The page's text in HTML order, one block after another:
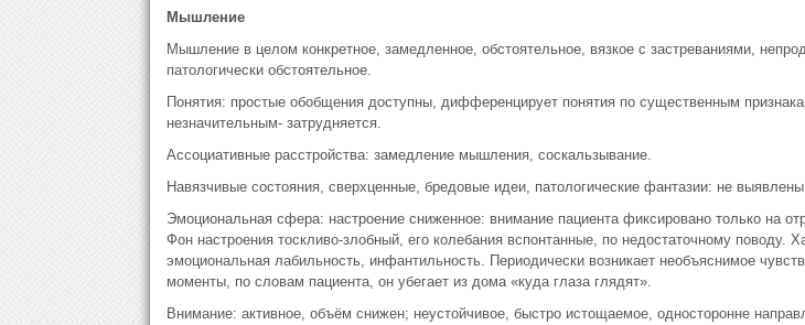
Мышление
Мышление в целом конкретное, замедленное, обстоятельное, вязкое с застреваниями,
патологически обстоятельное.
Понятия: простые обобщения доступны, дифференцирует понятия по существенным
незначительным- затрудняется.
Ассоциативные расстройства: замедление мышления, соскальзывание.
Навязчивые состояния, сверхценные, бредовые идеи, патологические фантазии: не
Эмоциональная сфера: настроение сниженное: внимание пациента фиксировано только на
Фон настроения тоскливо-злобный, его колебания вспонтанные, по недостаточному поводу.
эмоциональная лабильность, инфантильность. Периодически возникает необъяснимое
моменты, по словам пациента, он убегает из дома «куда глаза глядят».
Внимание: активное, объём снижен; неустойчивое, быстро истощаемое, односторонне